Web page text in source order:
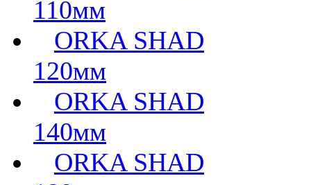
110мм
ORKA SHAD
120мм
ORKA SHAD
140мм
ORKA SHAD